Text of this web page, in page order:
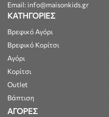
Email: info@maisonkids.gr
ΚΑΤΗΓΟΡΙΕΣ
Βρεφικό Αγόρι
Βρεφικό Κορίτσι
Αγόρι
Κορίτσι
Outlet
Βάπτιση
ΑΓΟΡΕΣ